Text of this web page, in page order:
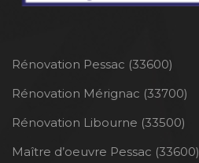
Rénovation Pessac (33600)
Rénovation Mérignac (33700)
Rénovation Libourne (33500)
Maître d’oeuvre Pessac (33600)